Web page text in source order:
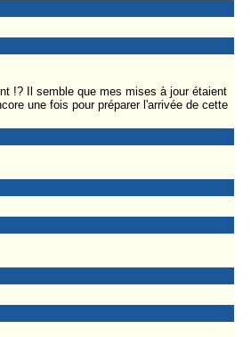
!? Il semble que mes mises à jour étaient
une fois pour préparer l'arrivée de cette